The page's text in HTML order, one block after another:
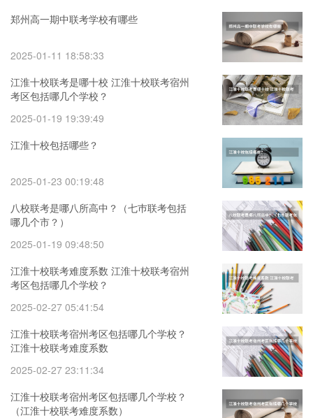
郑州高一期中联考学校有哪些
2025-01-11 18:58:33
江淮十校联考是哪十校 江淮十校联考宿州
考区包括哪几个学校？
2025-01-19 19:39:49
江淮十校包括哪些？
2025-01-23 00:19:48
八校联考是哪八所高中？（七巿联考包括
哪几个市？）
2025-01-19 09:48:50
江淮十校联考难度系数 江淮十校联考宿州
考区包括哪几个学校？
2025-02-27 05:41:54
江淮十校联考宿州考区包括哪几个学校？
江淮十校联考难度系数
2025-02-27 23:11:34
江淮十校联考宿州考区包括哪几个学校？
（江淮十校联考难度系数）